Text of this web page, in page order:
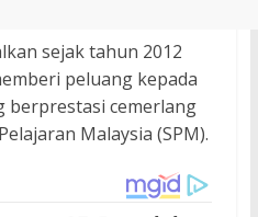
sejak tahun 2012
peluang kepada
berprestasi cemerlang
Malaysia (SPM).